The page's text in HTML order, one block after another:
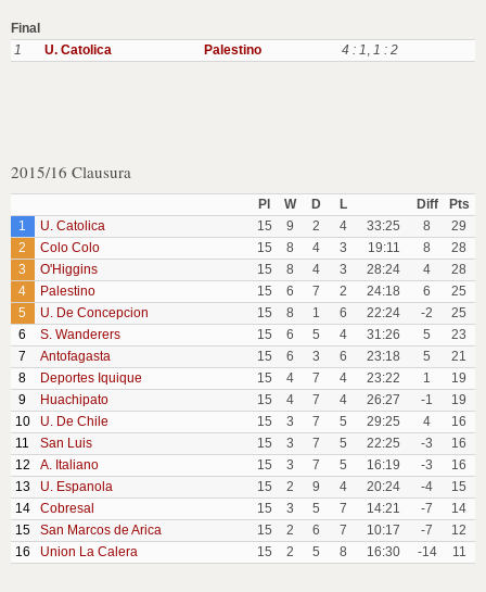
Final
1
U. Catolica Palestino 4 : 1, 1 : 2
2015/16 Clausura
Pl W D L Diff
Pts
1
U. Catolica 15 9 2 4 33:25 8
29
2
Colo Colo 15 8 4 3 19:11 8
28
3
O'Higgins 15 8 4 3 28:24 4
28
4
Palestino 15 6 7 2 24:18 6
25
5
U. De Concepcion 15 8 1 6 22:24 -2
25
6
S. Wanderers 15 6 5 4 31:26 5
23
7
Antofagasta 15 6 3 6 23:18 5
21
8
Deportes Iquique 15 4 7 4 23:22 1
19
9
Huachipato 15 4 7 4 26:27 -1
19
10
U. De Chile 15 3 7 5 29:25 4
16
11
San Luis 15 3 7 5 22:25 -3
16
12
A. Italiano 15 3 7 5 16:19 -3
16
13
U. Espanola 15 2 9 4 20:24 -4
15
14
Cobresal 15 3 5 7 14:21 -7
14
15
San Marcos de Arica 15 2 6 7 10:17 -7
12
16
Union La Calera 15 2 5 8 16:30 -14 11